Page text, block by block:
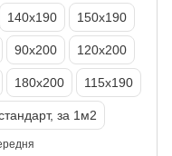
140х190 150х190
90х200 120х200
180х200 115х190
за 1м2